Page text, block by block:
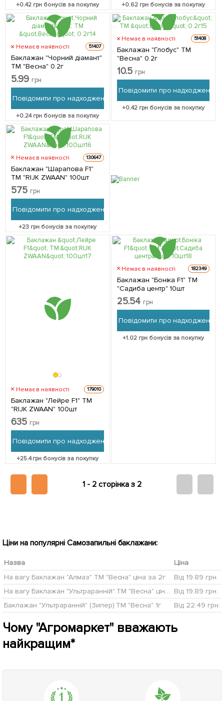
+0.42 грн бонусів за покупку +0.62грн бонусів за покупку
Немає в наявності 51407
Баклажан "Чорний діамант"
ТМ "Весна" 0.2г
5.99 грн
Повідомити про надходження
+0.24грн бонусів за покупку
Немає в наявності 51408
Баклажан "Глобус" ТМ
"Весна" 0.2г
10.5 грн
Повідомити про надходження
+0.42грн бонусів за покупку
Немає в наявності 130647
Баклажан "Шарапова F1"
ТМ "RIJK ZWAAN" 100шт
575 грн
Повідомити про надходження
+23 грн бонусів за покупку
Немає в наявності 179010
Баклажан "Лейре F1" ТМ
"RIJK ZWAAN" 100шт
635 грн
Повідомити про надходження
+25.4грн бонусів за покупку
Немає в наявності 182349
Баклажан "Боніка F1" ТМ
"Садиба центр" 10шт
25.54 грн
Повідомити про надходження
+1.02грн бонусів за покупку
1 - 2 сторінка з 2
Ціни на популярні Самозапильні баклажани:
Назва
Ціна
На вагу Баклажан "Алмаз" ТМ "Весна" ціна за 2г
Від 19.89 грн.
На вагу Баклажан "Ультраранній" ТМ "Весна" ціна за 2г Від 19.89 грн.
Баклажан "Ультраранній" (Зипер) ТМ "Весна" 1г
Від 22.49 грн.
Чому "Агромаркет" вважають
найкращим*